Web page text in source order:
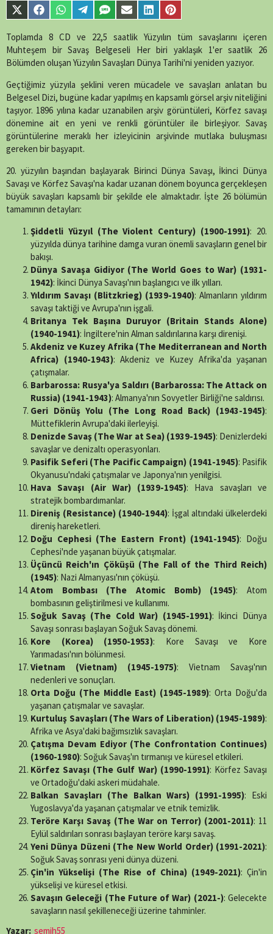
parts/content-
single-
line89
Share
on
X
(Twitter)
Share
on
Facebook
Share
on
WhatsApp
Share
on
Telegram
Share
on
SMS
Share
on
Email
Share
on
LinkedIn
Share
on
Pinterest
Toplamda 8 CD ve 22,5 saatlik Yüzyılın tüm savaşlarını içeren
Muhteşem bir Savaş Belgeseli Her biri yaklaşık 1'er saatlik 26
Bölümden oluşan Yüzyılın Savaşları Dünya Tarihi'ni yeniden yazıyor.
Geçtiğimiz yüzyıla şeklini veren mücadele ve savaşları anlatan bu
Belgesel Dizi, bugüne kadar yapılmış en kapsamlı görsel arşiv niteliğini
taşıyor. 1896 yılına kadar uzanabilen arşiv görüntüleri, Körfez savaşı
dönemine ait en yeni ve renkli görüntüler ile birleşiyor. Savaş
görüntülerine meraklı her izleyicinin arşivinde mutlaka buluşması
gereken bir başyapıt.
20. yüzyılın başından başlayarak Birinci Dünya Savaşı, İkinci Dünya
Savaşı ve Körfez Savaşı'na kadar uzanan dönem boyunca gerçekleşen
büyük savaşları kapsamlı bir şekilde ele almaktadır. İşte 26 bölümün
tamamının detayları:
Şiddetli Yüzyıl (The Violent Century) (1900-1991): 20.
yüzyılda dünya tarihine damga vuran önemli savaşların genel bir
bakışı.
Dünya Savaşa Gidiyor (The World Goes to War) (1931-
1942): İkinci Dünya Savaşı'nın başlangıcı ve ilk yılları.
Yıldırım Savaşı (Blitzkrieg) (1939-1940): Almanların yıldırım
savaşı taktiği ve Avrupa'nın işgali.
Britanya Tek Başına Duruyor (Britain Stands Alone)
(1940-1941): İngiltere'nin Alman saldırılarına karşı direnişi.
Akdeniz ve Kuzey Afrika (The Mediterranean and North
Africa) (1940-1943): Akdeniz ve Kuzey Afrika'da yaşanan
çatışmalar.
Barbarossa: Rusya'ya Saldırı (Barbarossa: The Attack on
Russia) (1941-1943): Almanya'nın Sovyetler Birliği'ne saldırısı.
Geri Dönüş Yolu (The Long Road Back) (1943-1945):
Müttefiklerin Avrupa'daki ilerleyişi.
Denizde Savaş (The War at Sea) (1939-1945): Denizlerdeki
savaşlar ve denizaltı operasyonları.
Pasifik Seferi (The Pacific Campaign) (1941-1945): Pasifik
Okyanusu'ndaki çatışmalar ve Japonya'nın yenilgisi.
Hava Savaşı (Air War) (1939-1945): Hava savaşları ve
stratejik bombardımanlar.
Direniş (Resistance) (1940-1944): İşgal altındaki ülkelerdeki
direniş hareketleri.
Doğu Cephesi (The Eastern Front) (1941-1945): Doğu
Cephesi'nde yaşanan büyük çatışmalar.
Üçüncü Reich'ın Çöküşü (The Fall of the Third Reich)
(1945): Nazi Almanyası'nın çöküşü.
Atom Bombası (The Atomic Bomb) (1945): Atom
bombasının geliştirilmesi ve kullanımı.
Soğuk Savaş (The Cold War) (1945-1991): İkinci Dünya
Savaşı sonrası başlayan Soğuk Savaş dönemi.
Kore (Korea) (1950-1953): Kore Savaşı ve Kore
Yarımadası'nın bölünmesi.
Vietnam (Vietnam) (1945-1975): Vietnam Savaşı'nın
nedenleri ve sonuçları.
Orta Doğu (The Middle East) (1945-1989): Orta Doğu'da
yaşanan çatışmalar ve savaşlar.
Kurtuluş Savaşları (The Wars of Liberation) (1945-1989):
Afrika ve Asya'daki bağımsızlık savaşları.
Çatışma Devam Ediyor (The Confrontation Continues)
(1960-1980): Soğuk Savaş'ın tırmanışı ve küresel etkileri.
Körfez Savaşı (The Gulf War) (1990-1991): Körfez Savaşı
ve Ortadoğu'daki askeri müdahale.
Balkan Savaşları (The Balkan Wars) (1991-1995): Eski
Yugoslavya'da yaşanan çatışmalar ve etnik temizlik.
Teröre Karşı Savaş (The War on Terror) (2001-2011): 11
Eylül saldırıları sonrası başlayan teröre karşı savaş.
Yeni Dünya Düzeni (The New World Order) (1991-2021):
Soğuk Savaş sonrası yeni dünya düzeni.
Çin'in Yükselişi (The Rise of China) (1949-2021): Çin'in
yükselişi ve küresel etkisi.
Savaşın Geleceği (The Future of War) (2021-): Gelecekte
savaşların nasıl şekilleneceği üzerine tahminler.
Yazar: semih55